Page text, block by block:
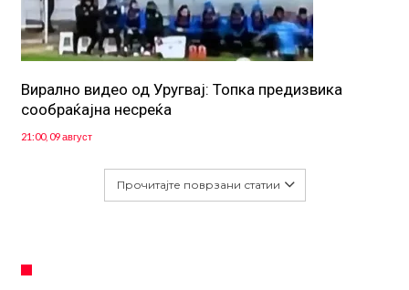
Вирално видео од Уругвај: Топка предизвика
сообраќајна несреќа
21:00, 09 август
Прочитајте поврзани статии